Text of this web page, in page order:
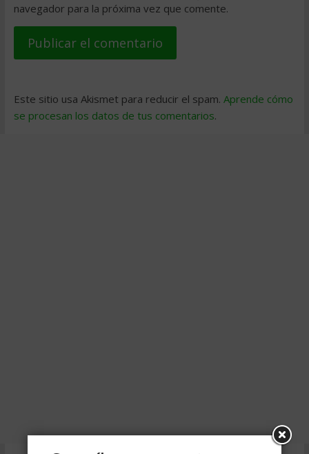
navegador para la próxima vez que comente.
Este sitio usa Akismet para reducir el spam. Aprende cómo
se procesan los datos de tus comentarios.